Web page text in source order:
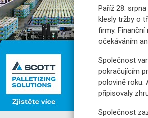
Paříž 28.
klesly tržby o
firmy.
očekáváním
Společnost
pokračujícím
polovině roku.
připisovaly
Společnost